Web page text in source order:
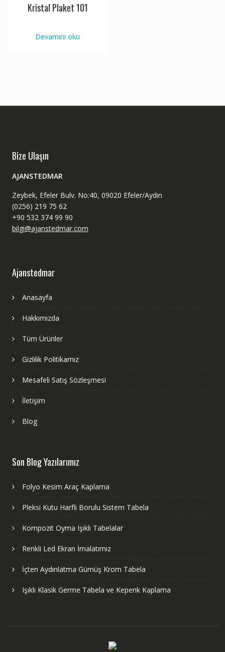
Kristal Plaket 101
Devamını oku
Bize Ulaşın
AJANSTEDMAR
Zeybek, Efeler Bulv. No:40, 09020 Efeler/Aydın
(0256) 219 75 62
+90 532 374 99 90
bilgi@ajanstedmar.com
Ajanstedmar
Anasayfa
Hakkımızda
Tüm Ürünler
Gizlilik Politikamız
Mesafeli Satış Sözleşmesi
İletişim
Blog
Son Blog Yazılarımız
Folyo Kesim Araç Kaplama
Pleksi Kutu Harfli Borulu Sistem Tabela
Kompozit Oyma Işıklı Tabelalar
Renkli Led Ekran İmalatımız
İçten Aydınlatma Gümüş Krom Tabela
Işıklı Klasik Germe Tabela ve Kepenk Kaplama